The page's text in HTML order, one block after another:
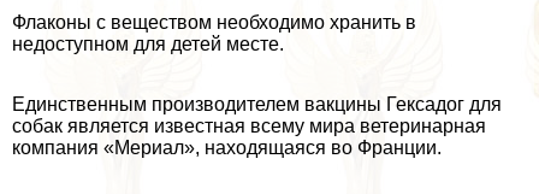
Флаконы с веществом необходимо хранить в
недоступном для детей месте.
Единственным производителем вакцины Гексадог для
собак является известная всему мира ветеринарная
компания «Мериал», находящаяся во Франции.